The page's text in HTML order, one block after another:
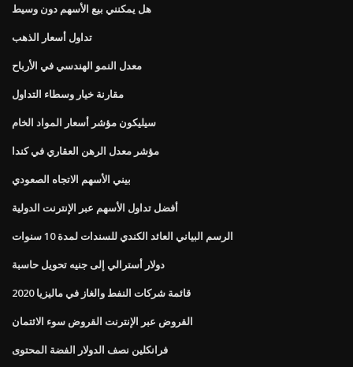
هل يمكنني بيع الأسهم دون وسيط
تداول أسعار الذهب
معدل النمو الهندسي في الأرباح
مقارنة خيار وسطاء التداول
سيليكون مؤشر أسعار المواد الخام
مؤشر معدل الرهن العقاري في كندا
بيني الأسهم الاتجاه الصعودي
أفضل تداول الأسهم عبر الإنترنت الدولية
الرسم البياني العائد الكندي للسندات لمدة 10 سنوات
دولار أسترالي إلى جنيه تحويل حاسبة
قائمة شركات النفط والغاز في ماليزيا 2020
القروض عبر الإنترنت القروض سوء الائتمان
فرانكلين نصف الدولار الفضة المحتوى